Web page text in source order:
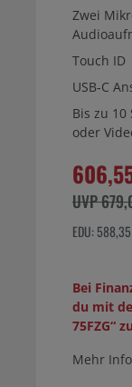
Zwei
Touch ID
USB‑C
Bis zu 10
oder
UVP
EDU:
Bei
du mit
75FZG“
Mehr